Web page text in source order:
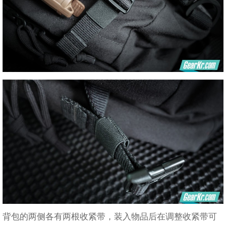
背包的两侧各有两根收紧带，装入物品后在调整收紧带可